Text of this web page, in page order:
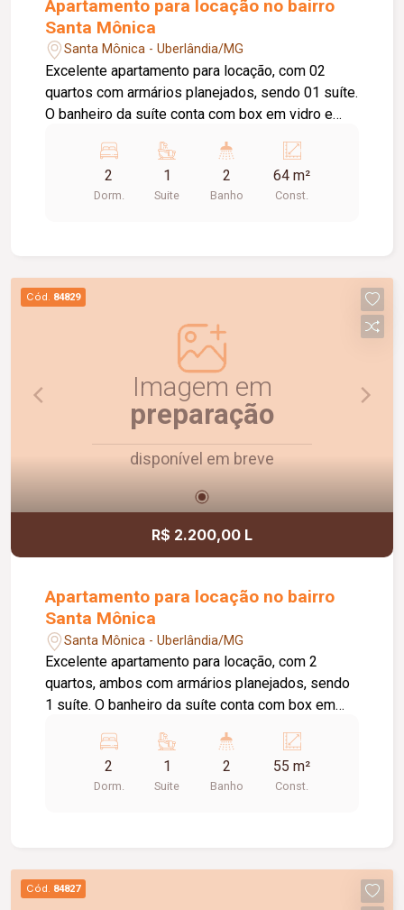
Apartamento para locação no bairro
Santa Mônica
Santa Mônica - Uberlândia/MG
Excelente apartamento para locação, com 02
quartos com armários planejados, sendo 01 suíte.
O banheiro da suíte conta com box em vidro e
bem iluminada, sacada com churrasqueira,
cozinha com armários planejados e cooktop, área
de serviço com armário e 01 banheiro social com
capacidade para 02 carros. Um imóvel
confortável, funcional e pronto para morar.
Agende uma visita e conheça!
2
Dorm.
1
Suite
2
Banho
64 m²
Const.
Cód. 84829
Imagem em
preparação
disponível em breve
R$ 2.200,00 L
Apartamento para locação no bairro
Santa Mônica
Santa Mônica - Uberlândia/MG
Excelente apartamento para locação, com 2
quartos, ambos com armários planejados, sendo
1 suíte. O banheiro da suíte conta com box em
ampla e bem iluminada, sacada com
churrasqueira, cozinha com armários planejados e
cooktop, área de serviço com armário e banheiro
com capacidade para 2 carros. Um imóvel
confortável, funcional e pronto para morar.
2
Dorm.
1
Suite
2
Banho
55 m²
Const.
Cód. 84827